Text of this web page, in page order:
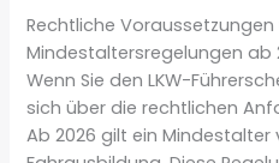
Rechtliche Voraussetzungen
Mindestaltersregelungen ab
Wenn Sie den LKW-
sich über die rechtlichen
Ab 2026 gilt ein Mindestalter